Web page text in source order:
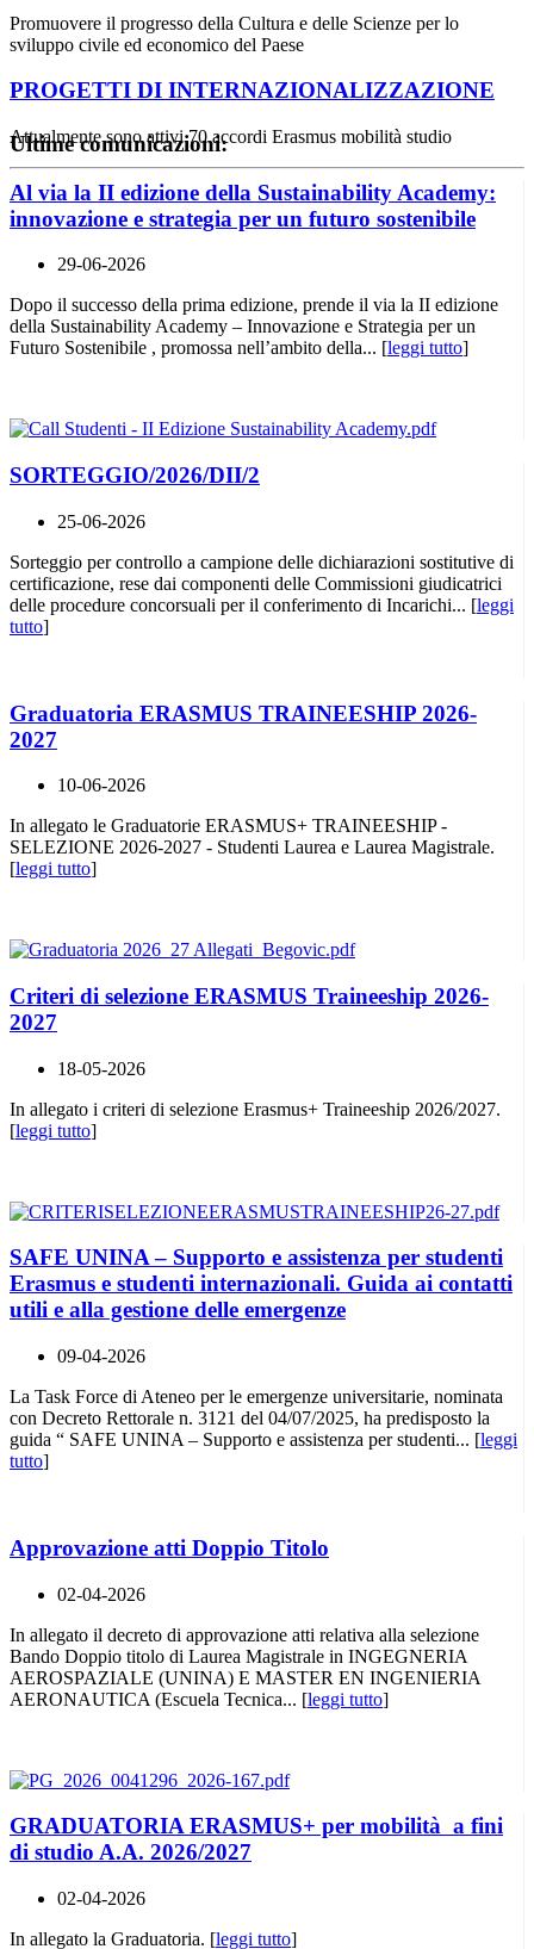
Promuovere il progresso della Cultura e delle Scienze per lo
sviluppo civile ed economico del Paese
PROGETTI DI INTERNAZIONALIZZAZIONE
Attualmente sono attivi 70 accordi Erasmus mobilità studio
Ultime comunicazioni:
Al via la II edizione della Sustainability Academy:
innovazione e strategia per un futuro sostenibile
29-06-2026
Dopo il successo della prima edizione, prende il via la II edizione
della Sustainability Academy – Innovazione e Strategia per un
Futuro Sostenibile , promossa nell’ambito della... [leggi tutto]
SORTEGGIO/2026/DII/2
25-06-2026
Sorteggio per controllo a campione delle dichiarazioni sostitutive di
certificazione, rese dai componenti delle Commissioni giudicatrici
delle procedure concorsuali per il conferimento di Incarichi... [leggi
tutto]
Graduatoria ERASMUS TRAINEESHIP 2026-
2027
10-06-2026
In allegato le Graduatorie ERASMUS+ TRAINEESHIP -
SELEZIONE 2026-2027 - Studenti Laurea e Laurea Magistrale.
[leggi tutto]
Criteri di selezione ERASMUS Traineeship 2026-
2027
18-05-2026
In allegato i criteri di selezione Erasmus+ Traineeship 2026/2027.
[leggi tutto]
SAFE UNINA – Supporto e assistenza per studenti
Erasmus e studenti internazionali. Guida ai contatti
utili e alla gestione delle emergenze
09-04-2026
La Task Force di Ateneo per le emergenze universitarie, nominata
con Decreto Rettorale n. 3121 del 04/07/2025, ha predisposto la
guida “ SAFE UNINA – Supporto e assistenza per studenti... [leggi
tutto]
Approvazione atti Doppio Titolo
02-04-2026
In allegato il decreto di approvazione atti relativa alla selezione
Bando Doppio titolo di Laurea Magistrale in INGEGNERIA
AEROSPAZIALE (UNINA) E MASTER EN INGENIERIA
AERONAUTICA (Escuela Tecnica... [leggi tutto]
GRADUATORIA ERASMUS+ per mobilità a fini
di studio A.A. 2026/2027
02-04-2026
In allegato la Graduatoria. [leggi tutto]